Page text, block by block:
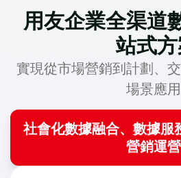
用友企業全渠道
站式
實現從市場營銷到計劃、
場景應用
社會化數據融合、數據服
營銷運營